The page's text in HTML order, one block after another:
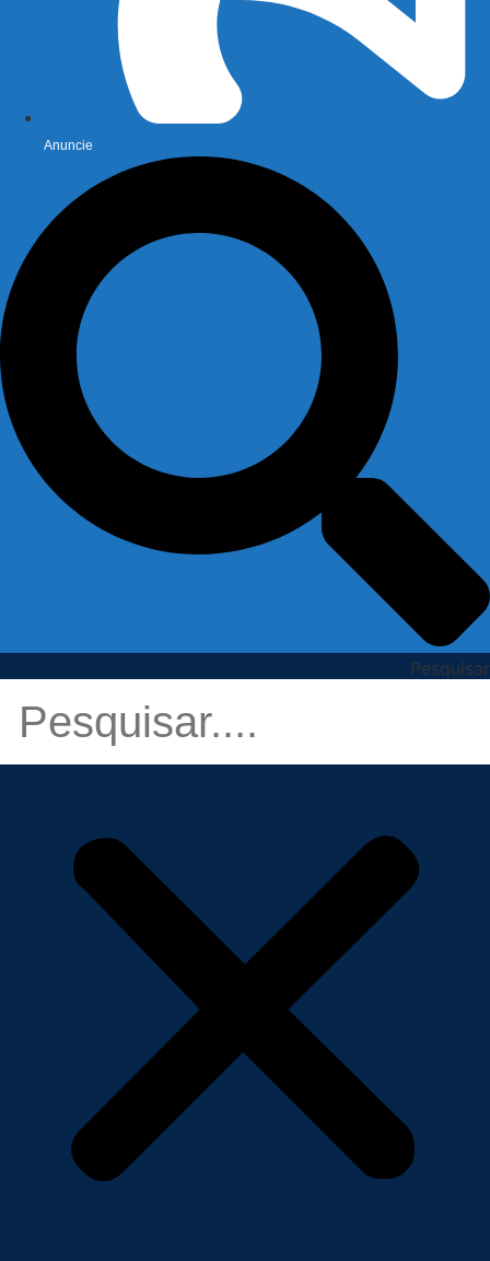
Anuncie
Pesquisar